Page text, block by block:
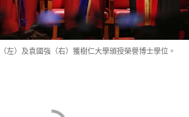
左）及袁國強（右）獲樹仁大學頒授榮譽博士學位。